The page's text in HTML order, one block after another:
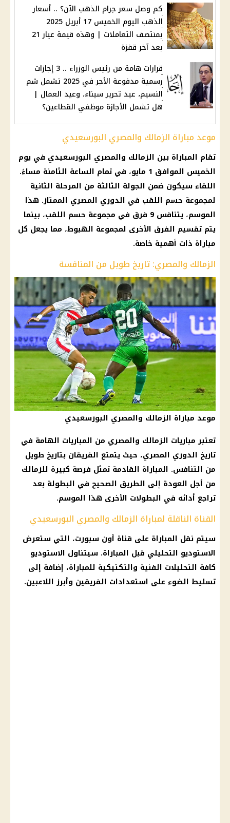
كم وصل سعر جرام الذهب الآن؟ .. أسعار
الذهب اليوم الخميس 17 أبريل 2025
بمنتصف التعاملات | وهذه قيمة عيار 21
بعد آخر قفزة
قرارات هامة من رئيس الوزراء .. 3 إجازات
رسمية مدفوعة الأجر في 2025 تشمل شم
النسيم، عيد تحرير سيناء، وعيد العمال |
هل تشمل الأجازة موظفي القطاعين؟
موعد مباراة الزمالك والمصري البورسعيدي
تقام المباراة بين الزمالك والمصري البورسعيدي في يوم
الخميس الموافق 1 مايو، في تمام الساعة الثامنة مساءً.
اللقاء سيكون ضمن الجولة الثالثة من المرحلة الثانية
لمجموعة حسم اللقب في الدوري المصري الممتاز. هذا
الموسم، يتنافس 9 فرق في مجموعة حسم اللقب، بينما
يتم تقسيم الفرق الأخرى لمجموعة الهبوط، مما يجعل كل
مباراة ذات أهمية خاصة.
الزمالك والمصري: تاريخ طويل من المنافسة
موعد مباراة الزمالك والمصري البورسعيدي
تعتبرمباريات الزمالك والمصري من المباريات الهامة في
تاريخ الدوري المصري، حيث يتمتع الفريقان بتاريخ طويل
من التنافس. المباراة القادمة تمثل فرصة كبيرة للزمالك
من أجل العودة إلى الطريق الصحيح في البطولة بعد
تراجع أدائه في البطولات الأخرى هذا الموسم.
القناة الناقلة لمباراة الزمالك والمصري البورسعيدي
سيتم نقل المباراة على قناة أون سبورت، التي ستعرض
الاستوديو التحليلي قبل المباراة. سيتناول الاستوديو
كافة التحليلات الفنية والتكتيكية للمباراة، إضافة إلى
تسليط الضوء على استعدادات الفريقين وأبرز اللاعبين.